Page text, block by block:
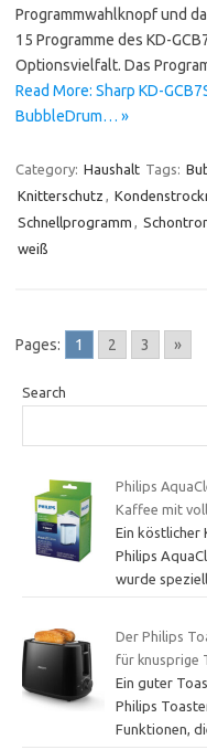
Programmwahlknopf und
15 Programme des KD-
Optionsvielfalt. Das
Read More: Sharp KD-
BubbleDrum… »
Category: Haushalt Tags:
Knitterschutz ,
Schnellprogramm ,
weiß
Pages: 1 2 3 »
Search
Philips
Kaffee mit
Ein köstlicher
Philips
wurde
Der Philips
für knusprige
Ein guter
Philips
Funktionen,